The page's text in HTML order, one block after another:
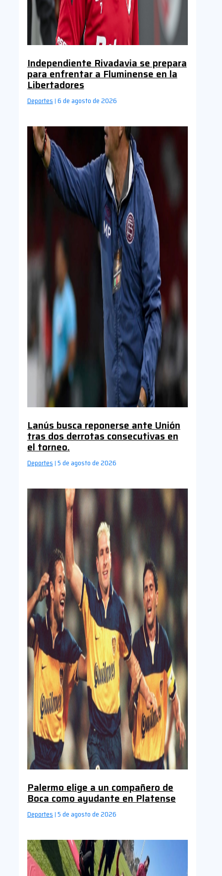
Independiente Rivadavia se prepara
para enfrentar a Fluminense en la
Libertadores
Deportes | 6 de agosto de 2026
Lanús busca reponerse ante Unión
tras dos derrotas consecutivas en
el torneo.
Deportes | 5 de agosto de 2026
Palermo elige a un compañero de
Boca como ayudante en Platense
Deportes | 5 de agosto de 2026